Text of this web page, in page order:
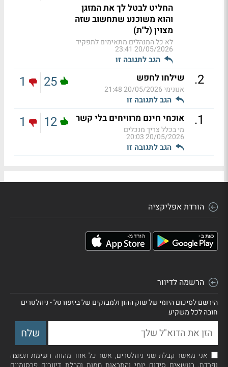
החליט לבטל לך את המזגן
והוא משוכנע שתחשוב שזה
מצוין (ל"ת)
לא כל המנהלים מתאימים לתפקיד
20/05/2026 23:41
הגב לתגובה זו
2
. שילחו לחפש
אנונימי20/05/2026 21:48
הגב לתגובה זו
25
1
1
. אוכחי חינם מרוויחים בלי קשר
מי בכלל צריך מנכלים
20/05/2026 20:03
הגב לתגובה זו
12
1
הורדת אפליקציה
הרשמה לדיוור
הירשם לסיכום היומי של שוק ההון ולמבזקים של ביזפורטל - ניוזלטרים
חובה לכל משקיע
אני מאשר קבלת שני ניוזלטרים, אשר כל אחד מהווה רשימת תפוצה